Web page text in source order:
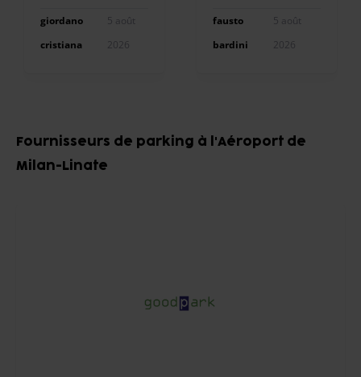
giordano
cristiana
5 août
2026
fausto
bardini
5 août
2026
of
Fournisseurs de parking à l'Aéroport de
Milan-Linate